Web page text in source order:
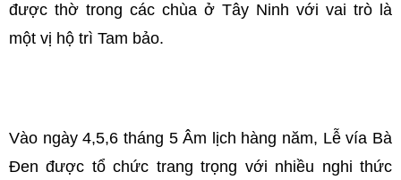
được thờ trong các chùa ở Tây Ninh với vai trò là
một vị hộ trì Tam bảo.
Vào ngày 4,5,6 tháng 5 Âm lịch hàng năm, Lễ vía Bà
Đen được tổ chức trang trọng với nhiều nghi thức